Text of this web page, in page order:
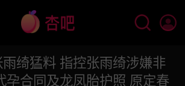
绮猛料 指控张雨绮涉嫌非
孕合同及龙凤胎护照 原定春